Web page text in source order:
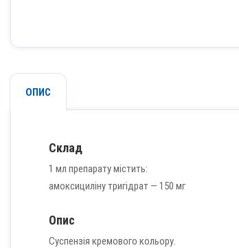
ОПИС
Склад
1 мл препарату містить:
амоксициліну тригідрат — 150 мг
Опис
Суспензія кремового кольору.